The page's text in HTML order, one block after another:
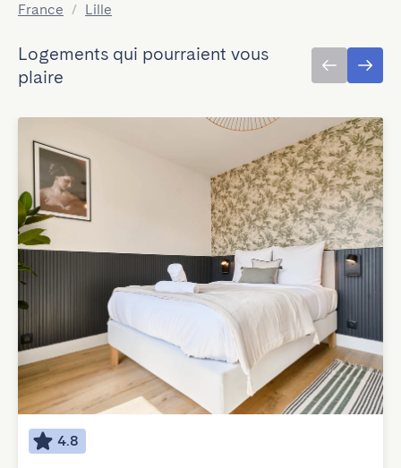
France / Lille
Logements qui pourraient vous
plaire
4.8